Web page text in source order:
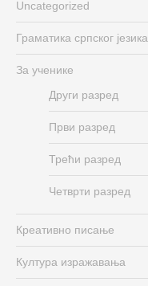
Uncategorized
Граматика српског језика
За ученике
Други разред
Први разред
Трећи разред
Четврти разред
Креативно писање
Култура изражавања